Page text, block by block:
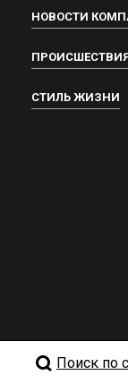
НОВОСТИ
СТИЛЬ ЖИЗНИ
Поиск по